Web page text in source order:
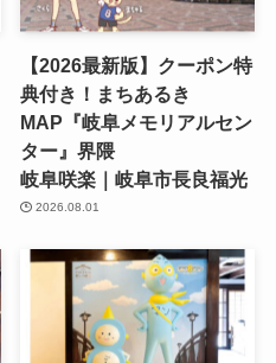
【2026最新版】クーポン特
典付き！まちあるき
MAP『岐阜メモリアルセン
ター』界隈
岐阜咲楽｜岐阜市長良福光
2026.08.01